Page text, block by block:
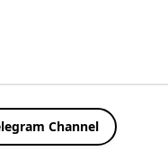
Channel